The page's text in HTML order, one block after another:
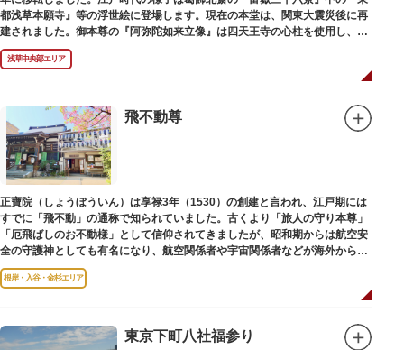
都浅草本願寺』等の浮世絵に登場します。現在の本堂は、関東大震災後に再
建されました。御本尊の『阿弥陀如来立像』は四天王寺の心柱を使用し、嘉
禄2年（1226）頃の作と伝わっています。また、梵鐘は寛永7年（1630）以
後のものと推定され、都内に現存する梵鐘の中では有数の風格を誇り、毎年
浅草中央部エリア
飛不動尊
正寶院（しょうぼういん）は享禄3年（1530）の創建と言われ、江戸期には
すでに「飛不動」の通称で知られていました。古くより「旅人の守り本尊」
「厄飛ばしのお不動様」として信仰されてきましたが、昭和期からは航空安
全の守護神としても有名になり、航空関係者や宇宙関係者などが海外からも
多く参拝に訪れます。
根岸・入谷・金杉エリア
東京下町八社福参り